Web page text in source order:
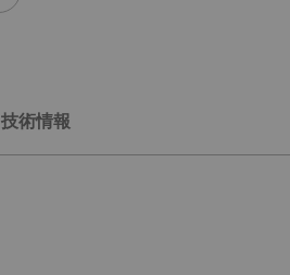
技術情報